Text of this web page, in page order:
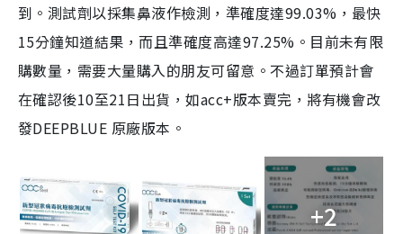
到。測試劑以採集鼻液作檢測，準確度達99.03%，最快
15分鐘知道結果，而且準確度高達97.25%。目前未有限
購數量，需要大量購入的朋友可留意。不過訂單預計會
在確認後10至21日出貨，如acc+版本賣完，將有機會改
發DEEPBLUE 原廠版本。
+2